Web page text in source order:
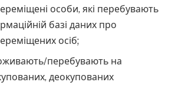
особи, які перебувають
базі даних про
осіб;
перебувають на
деокупованих